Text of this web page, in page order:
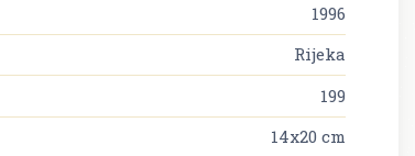
1996
Rijeka
199
14x20 cm